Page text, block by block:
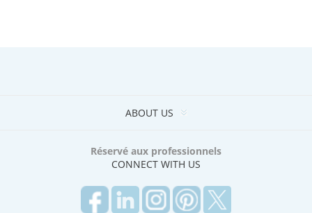
ABOUT US
Réservé aux professionnels
CONNECT WITH US